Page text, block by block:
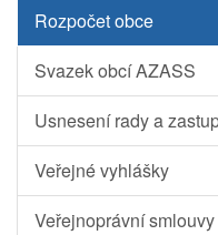
Rozpočet obce
Svazek obcí AZASS
Usnesení rady a
Veřejné vyhlášky
Veřejnoprávní smlouvy